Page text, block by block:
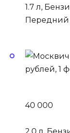
1.7 л,
40 000